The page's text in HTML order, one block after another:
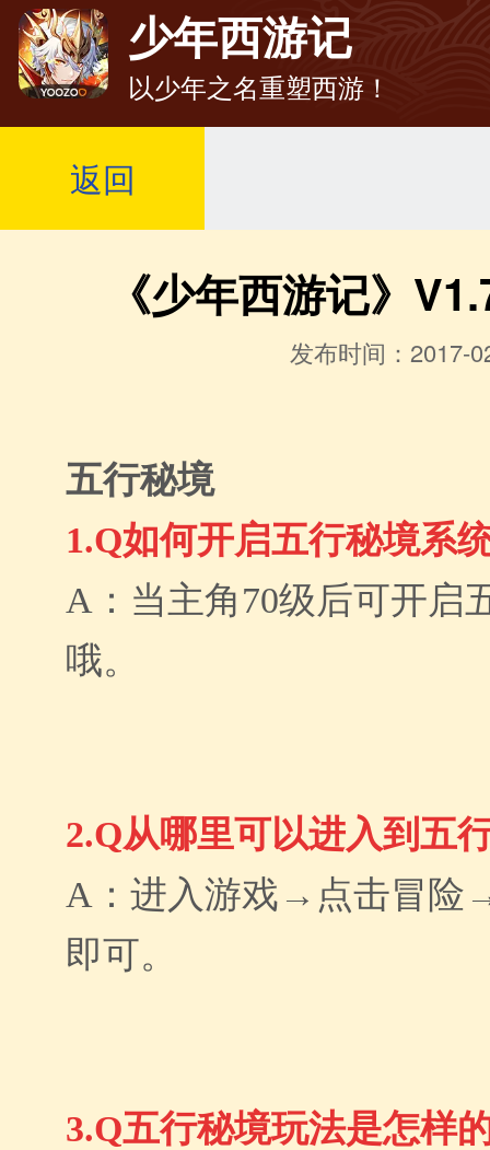
少年西游记
以少年之名重塑西游！
返回
《少年西游记》
发布时间：2017-
五行秘境
1.Q如何开启五行秘境系
A：当主角70级后可开启
哦。
2.Q从哪里可以进入到五
A：进入游戏→点击冒险
即可。
3.Q五行秘境玩法是怎样